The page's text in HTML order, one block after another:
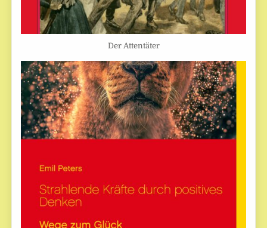
Der Attentäter